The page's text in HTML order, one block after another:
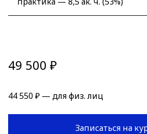
49 500 ₽
44 550 ₽ — для физ. лиц
Записаться на